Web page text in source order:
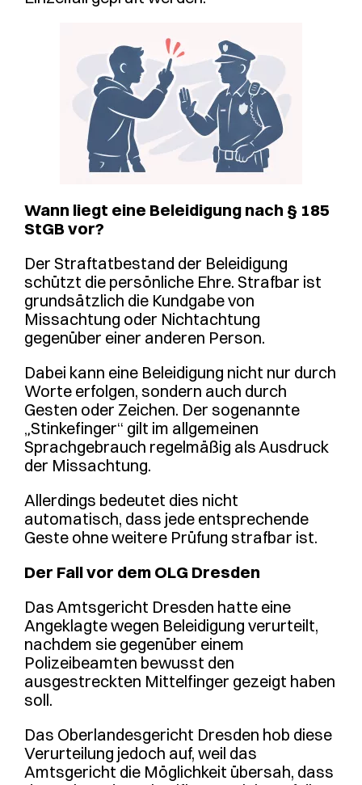
Wann liegt eine Beleidigung nach § 185
StGB vor?
Der Straftatbestand der Beleidigung
schützt die persönliche Ehre. Strafbar ist
grundsätzlich die Kundgabe von
Missachtung oder Nichtachtung
gegenüber einer anderen Person.
Dabei kann eine Beleidigung nicht nur durch
Worte erfolgen, sondern auch durch
Gesten oder Zeichen. Der sogenannte
„Stinkefinger“ gilt im allgemeinen
Sprachgebrauch regelmäßig als Ausdruck
der Missachtung.
Allerdings bedeutet dies nicht
automatisch, dass jede entsprechende
Geste ohne weitere Prüfung strafbar ist.
Der Fall vor dem OLG Dresden
Das Amtsgericht Dresden hatte eine
Angeklagte wegen Beleidigung verurteilt,
nachdem sie gegenüber einem
Polizeibeamten bewusst den
ausgestreckten Mittelfinger gezeigt haben
soll.
Das Oberlandesgericht Dresden hob diese
Verurteilung jedoch auf, weil das
Amtsgericht die Möglichkeit übersah, dass